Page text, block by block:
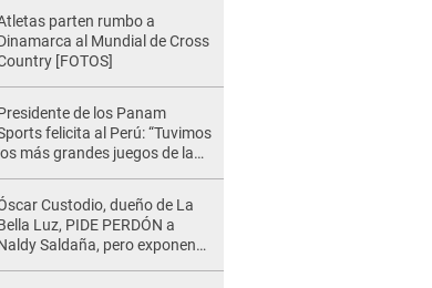
parten rumbo a
al Mundial de Cross
[FOTOS]
de los Panam
felicita al Perú: “Tuvimos
los más grandes juegos de la
Custodio, dueño de La
Luz, PIDE PERDÓN a
Saldaña, pero exponen